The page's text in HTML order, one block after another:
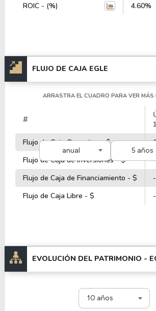
ROIC - (%)
4.60%
FLUJO DE CAJA EGLE
anual 5 años
ARRASTRA EL CUADRO PARA VER MÁS
#
Flujo de Caja Operativo - $
Flujo de Caja de Inversiones - $
Flujo de Caja de Financiamiento - $
Flujo de Caja Libre - $
EVOLUCIÓN DEL PATRIMONIO -
10 años